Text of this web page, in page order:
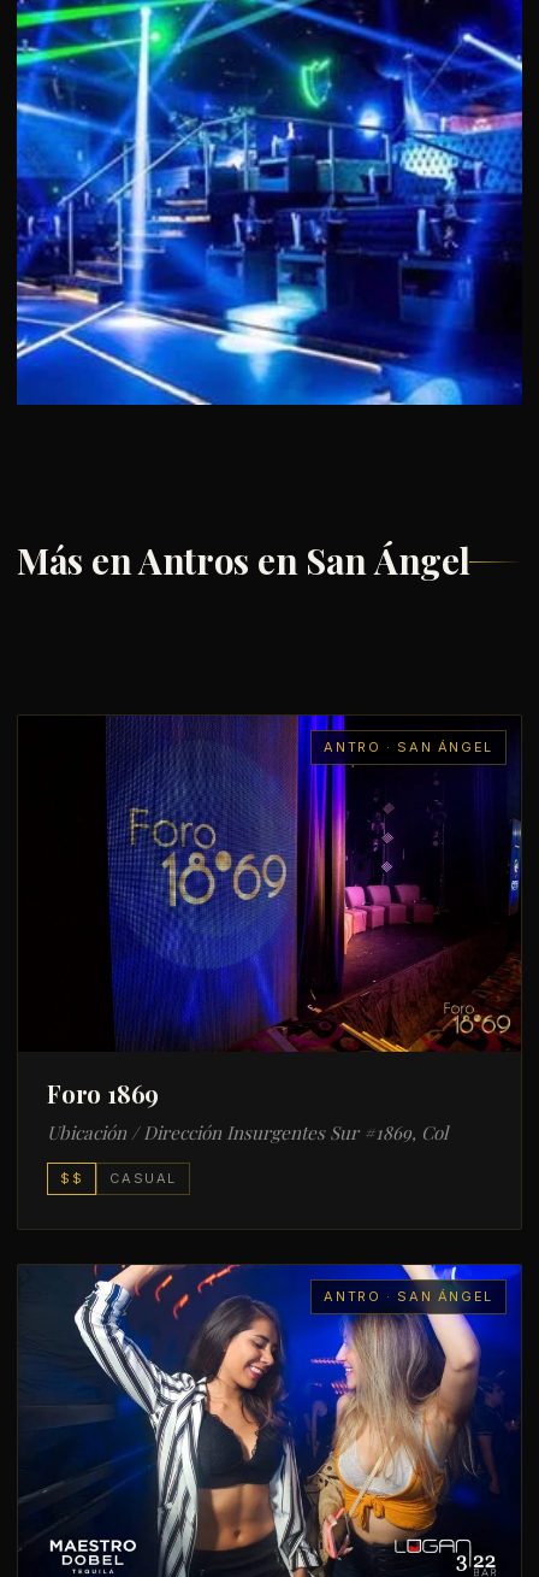
Más en Antros en San Ángel
ANTRO · SAN ÁNGEL
Foro 1869
Ubicación / Dirección Insurgentes Sur #1869, Col
$$ CASUAL
ANTRO · SAN ÁNGEL